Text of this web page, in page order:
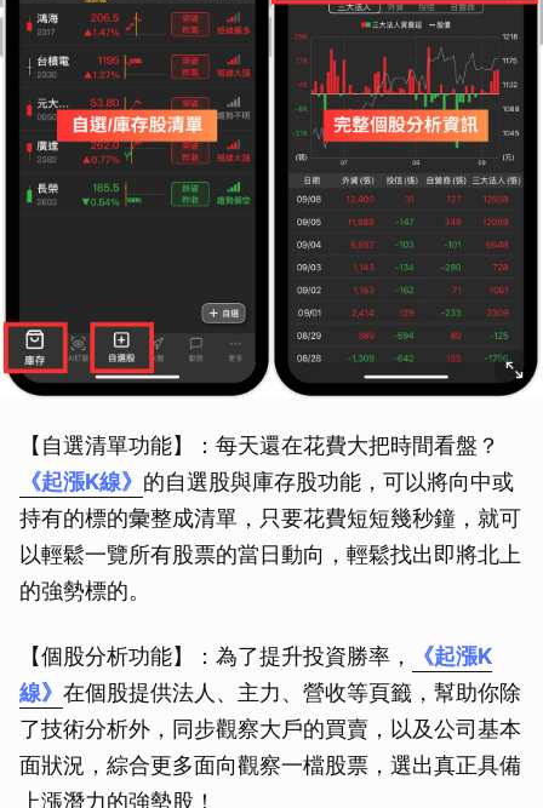
【自選清單功能】：每天還在花費大把時間看盤？
《起漲K線》 的自選股與庫存股功能，可以將向中或
持有的標的彙整成清單，只要花費短短幾秒鐘，就可
以輕鬆一覽所有股票的當日動向，輕鬆找出即將北上
的強勢標的。
【個股分析功能】：為了提升投資勝率，
《起漲K
線》 在個股提供法人、主力、營收等頁籤，幫助你除
了技術分析外，同步觀察大戶的買賣，以及公司基本
面狀況，綜合更多面向觀察一檔股票，選出真正具備
上漲潛力的強勢股！